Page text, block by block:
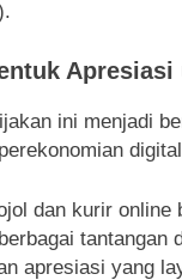
ini menjadi
dan kurir
apresiasi yang